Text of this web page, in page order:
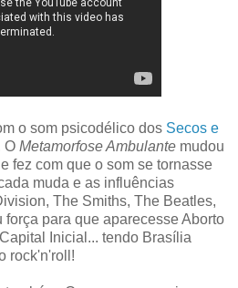
o som psicodélico dos Secos e
O Metamorfose Ambulante mudou
fez com que o som se tornasse
muda e as influências
The Smiths, The Beatles,
força para que aparecesse Aborto
Inicial... tendo Brasília
rock'n'roll!